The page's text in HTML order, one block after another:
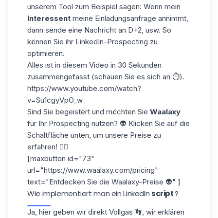
unserem Tool zum Beispiel sagen: Wenn mein
Interessent meine Einladungsanfrage annimmt,
dann sende eine Nachricht an D+2, usw. So
können Sie ihr LinkedIn-Prospecting zu
optimieren.
Alles ist in diesem Video in 30 Sekunden
zusammengefasst (schauen Sie es sich an ⏱️).
https://www.youtube.com/watch?
v=Su1cgyVpO_w
Sind Sie begeistert und möchten Sie Waalaxy
für Ihr Prospecting nutzen? 👽 Klicken Sie auf die
Schaltfläche unten, um unsere Preise zu
erfahren! 👇🏼
[maxbutton id="73"
url="https://www.waalaxy.com/pricing"
text="Entdecken Sie die Waalaxy-Preise 👽" ]
Wie implementiert man ein LinkedIn script?
Ja, hier geben wir direkt Vollgas 👣, wir erklären